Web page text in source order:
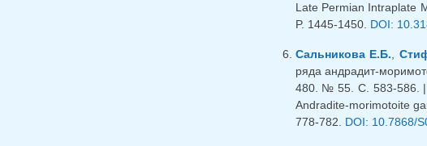
Late Permian Intraplate
P. 1445-1450. DOI:
Сальникова Е.Б.,
ряда андрадит-
480. № 55. С. 583-586.
Andradite-morimotoite
778-782. DOI: 10.7868/